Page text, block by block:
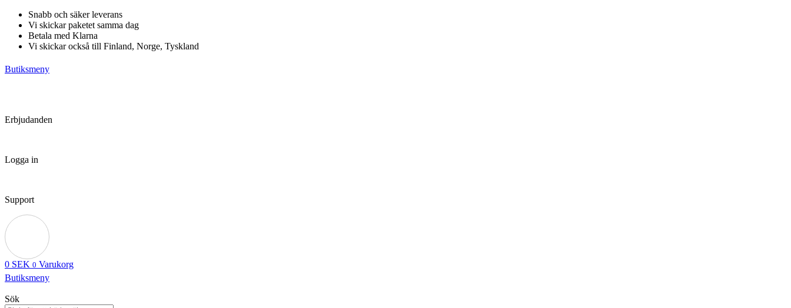
Hoppa
innehåll
Snabb och säker leverans
Vi skickar paketet samma dag
Betala med Klarna
Vi skickar också till Finland, Norge, Tyskland
Butiksmeny
Erbjudanden
Logga in
Support
0 SEK 0 Varukorg
Butiksmeny
Sök